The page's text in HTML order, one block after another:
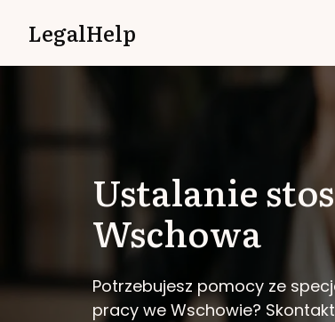
LegalHelp
Ustalanie
Wschowa
Potrzebujesz pomocy ze
pracy we Wschowie?